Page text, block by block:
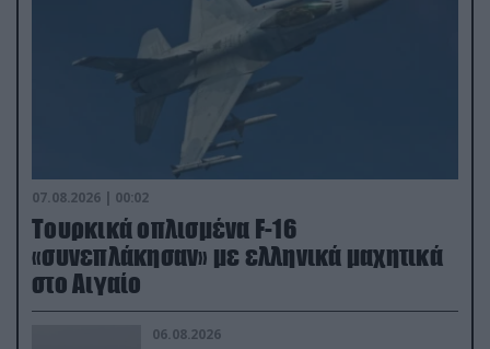
07.08.2026 | 00:02
Τουρκικά οπλισμένα F-16
«συνεπλάκησαν» με ελληνικά μαχητικά
στο Αιγαίο
06.08.2026